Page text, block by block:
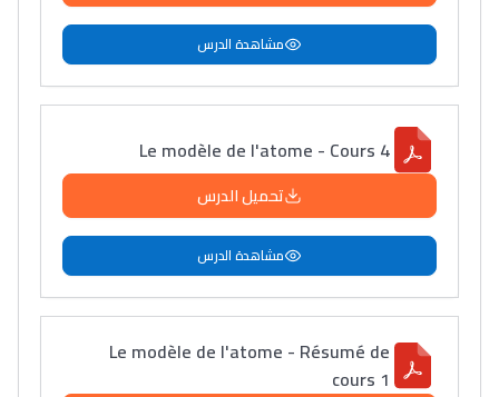
مشاهدة الدرس
Le modèle de l'atome - Cours 4
تحميل الدرس
مشاهدة الدرس
Le modèle de l'atome - Résumé de
cours 1